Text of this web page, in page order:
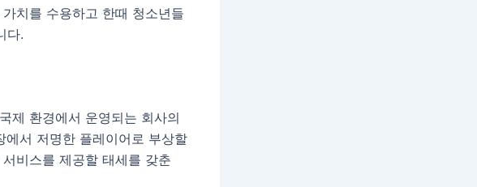
치를 수용하고 한때 청소년들
다.
제 환경에서 운영되는 회사의
서 저명한 플레이어로 부상할
비스를 제공할 태세를 갖춘